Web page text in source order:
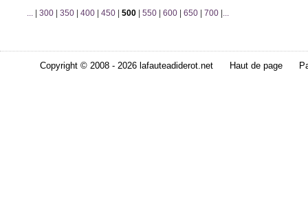
|300 |350 |400 |450 |500 |550 |600 |650 |700 |
Copyright © 2008 - 2026 lafauteadiderot.net Haut de page